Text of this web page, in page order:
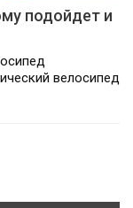
подойдет и
велосипед